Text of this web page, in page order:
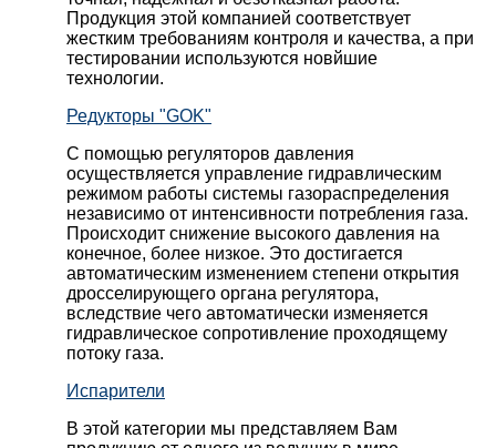
Продукция этой компанией соответствует
жестким требованиям контроля и качества, а при
тестировании используются новйшие
технологии.
Редукторы "GOK"
С помощью регуляторов давления
осуществляется управление гидравлическим
режимом работы системы газораспределения
независимо от интенсивности потребления газа.
Происходит снижение высокого давления на
конечное, более низкое. Это достигается
автоматическим изменением степени открытия
дросселирующего органа регулятора,
вследствие чего автоматически изменяется
гидравлическое сопротивление проходящему
потоку газа.
Испарители
В этой категории мы представляем Вам